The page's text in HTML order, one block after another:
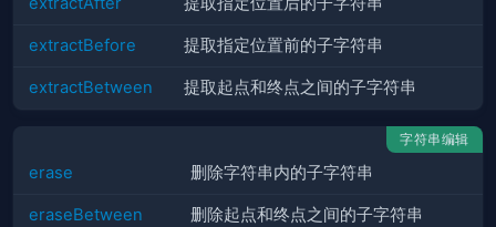
extractBefore 提取指定位置前的子字符串
extractBetween 提取起点和终点之间的子字符串
字符串编辑
erase 删除字符串内的子字符串
eraseBetween 删除起点和终点之间的子字符串